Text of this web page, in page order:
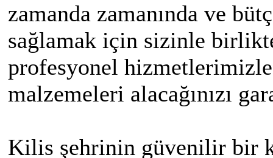
zamanda zamanında ve
sağlamak için sizinle
profesyonel
malzemeleri alacağınızı
Kilis şehrinin güvenilir bir